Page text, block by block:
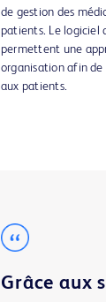
de gestion des
patients. Le logiciel
permettent une
organisation afin de
aux patients.
Grâce aux